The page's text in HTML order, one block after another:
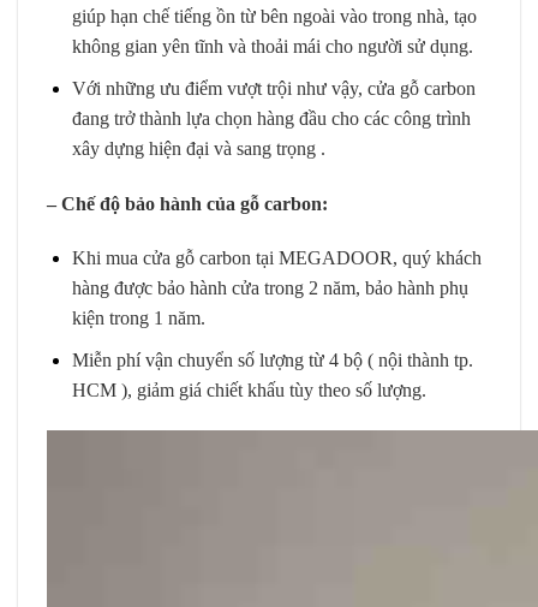
giúp hạn chế tiếng ồn từ bên ngoài vào trong nhà, tạo
không gian yên tĩnh và thoải mái cho người sử dụng.
Với những ưu điểm vượt trội như vậy, cửa gỗ carbon
đang trở thành lựa chọn hàng đầu cho các công trình
xây dựng hiện đại và sang trọng .
– Chế độ bảo hành của gỗ carbon:
Khi mua cửa gỗ carbon tại MEGADOOR, quý khách
hàng được bảo hành cửa trong 2 năm, bảo hành phụ
kiện trong 1 năm.
Miễn phí vận chuyển số lượng từ 4 bộ ( nội thành tp.
HCM ), giảm giá chiết khấu tùy theo số lượng.